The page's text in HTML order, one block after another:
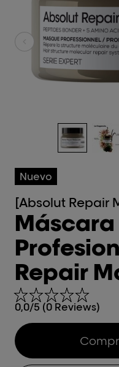
Nuevo
[Absolut Repair
Máscara
Repair
0,0/5 (0 Reviews)